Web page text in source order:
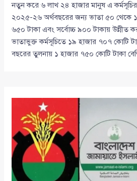
নতুন করে ৬ লাখ ২৪ হাজার মানুষ এ
২০২৫-২৬ অর্থবছরের জন্য ভাতা ৫০ থেকে
৬৫০ টাকা এবং সর্বোচ্চ ৯০০ টাকায় উন্নীত
ভাতাভুক্ত কর্মসূচিতে ১৯ হাজার ৭০৭ কোটি
বছরের তুলনায় ১ হাজার ৭৫০ কোটি টাকা